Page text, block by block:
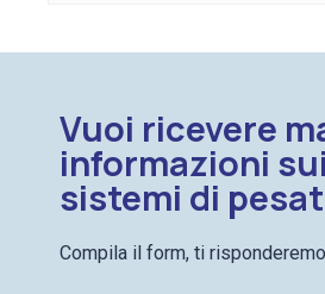
Vuoi ricevere
informazioni
sistemi di
Compila il form, ti